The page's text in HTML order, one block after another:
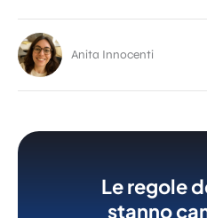
Anita Innocenti
Le regole
stanno